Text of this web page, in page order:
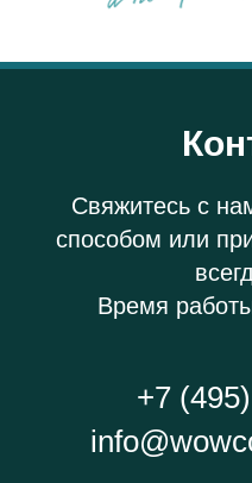
Свяжитесь с
способом или
Время
+7